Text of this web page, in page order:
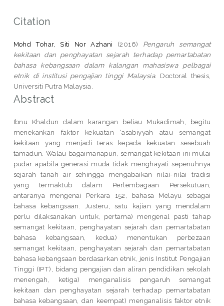
Citation
Mohd Tohar, Siti Nor Azhani (2016) Pengaruh semangat
kekitaan dan penghayatan sejarah terhadap pemartabatan
bahasa kebangsaan dalam kalangan mahasiswa pelbagai
etnik di institusi pengajian tinggi Malaysia. Doctoral thesis,
Universiti Putra Malaysia.
Abstract
Ibnu Khaldun dalam karangan beliau Mukadimah, begitu
menekankan faktor kekuatan ‘asabiyyah atau semangat
kekitaan yang menjadi teras kepada kekuatan sesebuah
tamadun. Walau bagaimanapun, semangat kekitaan ini mulai
pudar apabila generasi muda tidak menghayati sepenuhnya
sejarah tanah air sehingga mengabaikan nilai-nilai tradisi
yang termaktub dalam Perlembagaan Persekutuan,
antaranya mengenai Perkara 152, bahasa Melayu sebagai
bahasa kebangsaan. Justeru, satu kajian yang mendalam
perlu dilaksanakan untuk, pertama) mengenal pasti tahap
semangat kekitaan, penghayatan sejarah dan pemartabatan
bahasa kebangsaan, kedua) menentukan perbezaan
semangat kekitaan, penghayatan sejarah dan pemartabatan
bahasa kebangsaan berdasarkan etnik, jenis Institut Pengajian
Tinggi (IPT), bidang pengajian dan aliran pendidikan sekolah
menengah, ketiga) menganalisis pengaruh semangat
kekitaan dan penghayatan sejarah terhadap pemartabatan
bahasa kebangsaan, dan keempat) menganalisis faktor etnik